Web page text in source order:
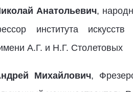
Анатольевич,
института искусств
А.Г. и Н.Г. Столетовых
Михайлович,